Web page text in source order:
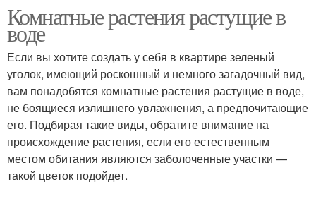
Комнатные растения растущие в
воде
Если вы хотите создать у себя в квартире зеленый
уголок, имеющий роскошный и немного загадочный вид,
вам понадобятся комнатные растения растущие в воде,
не боящиеся излишнего увлажнения, а предпочитающие
его. Подбирая такие виды, обратите внимание на
происхождение растения, если его естественным
местом обитания являются заболоченные участки —
такой цветок подойдет.